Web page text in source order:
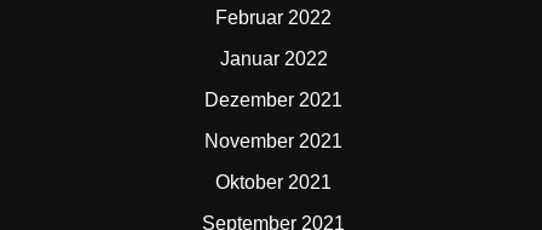
Februar 2022
Januar 2022
Dezember 2021
November 2021
Oktober 2021
September 2021